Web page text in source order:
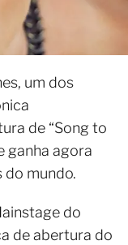
um dos
de “Song to
ganha agora
do mundo.
do
de abertura do